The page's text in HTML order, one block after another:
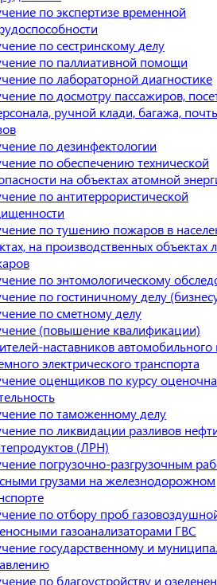
по экспертизе временной
по сестринскому делу
по паллиативной помощи
по лабораторной диагностике
по досмотру пассажиров,
ручной клади, багажа,
по дезинфектологии
по обеспечению технической
на объектах атомной
по антитеррористической
по тушению пожаров в
на производственных объектах
по энтомологическому
по гостиничному делу
по сметному делу
(повышение квалификации)
наставников автомобильного
электрического транспорта
оценщиков по курсу
по таможенному делу
по ликвидации разливов
(ЛРН)
погрузочно-разгрузочным
грузами на железнодорожном
по отбору проб
газоанализаторами ГВС
государственному и
по благоустройству и